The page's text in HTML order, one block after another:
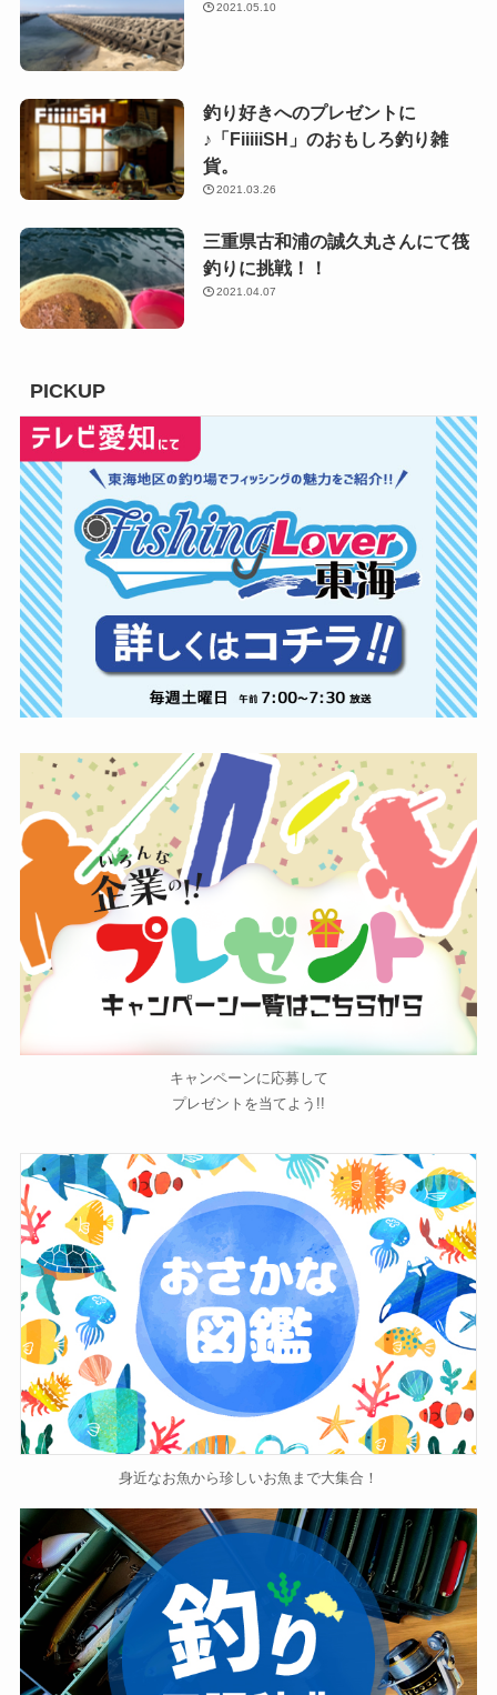
2021.05.10
釣り好きへのプレゼントに
♪「FiiiiiSH」のおもしろ釣り雑
貨。
2021.03.26
三重県古和浦の誠久丸さんにて筏
釣りに挑戦！！
2021.04.07
PICKUP
キャンペーンに応募して
プレゼントを当てよう!!
身近なお魚から珍しいお魚まで大集合！